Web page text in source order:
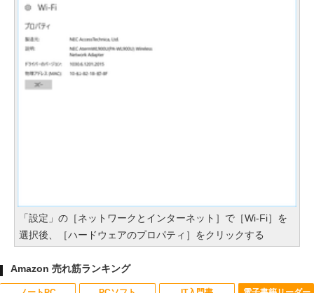
「設定」の［ネットワークとインターネット］で［Wi-Fi］を
選択後、［ハードウェアのプロパティ］をクリックする
Amazon 売れ筋ランキング